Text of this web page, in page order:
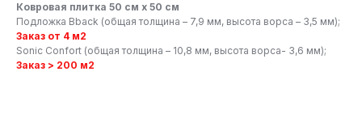
Ковровая плитка 50 см x 50 см
Подложка Bback (общая толщина – 7,9 мм, высота ворса – 3,5 мм);
Заказ от 4 м2
Sonic Confort (общая толщина – 10,8 мм, высота ворса- 3,6 мм);
Заказ > 200 м2